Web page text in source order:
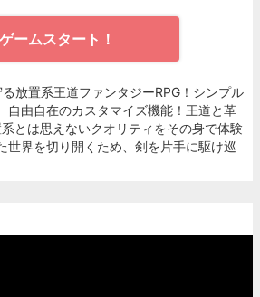
ゲームスタート！
放置系王道ファンタジーRPG！シンプル
自由自在のカスタマイズ機能！王道と革
とは思えないクオリティをその身で体験
世界を切り開くため、剣を片手に駆け巡